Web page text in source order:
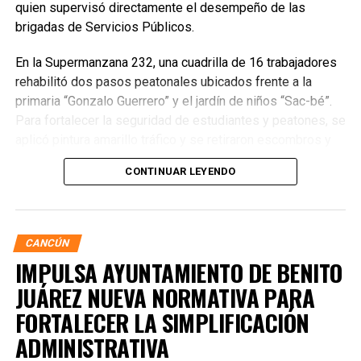
quien supervisó directamente el desempeño de las
brigadas de Servicios Públicos.
En la Supermanzana 232, una cuadrilla de 16 trabajadores
rehabilitó dos pasos peatonales ubicados frente a la
primaria “Gonzalo Guerrero” y el jardín de niños “Sac-bé”.
Para fortalecer la seguridad de estudiantes y peatones, se
residuos vegetales acumulados en la zona. Estas
acciones buscan garantizar entornos escolares más
CONTINUAR LEYENDO
CANCÚN
IMPULSA AYUNTAMIENTO DE BENITO
JUÁREZ NUEVA NORMATIVA PARA
FORTALECER LA SIMPLIFICACIÓN
ADMINISTRATIVA